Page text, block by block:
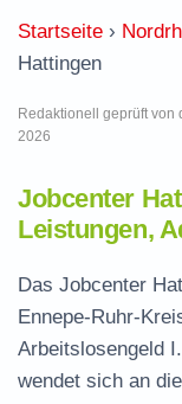
Startseite ›
Hattingen
Redaktionell geprüft von
2026
Jobcenter
Leistungen,
Das Jobcenter
Ennepe-Ruhr-
Arbeitslosengeld
wendet sich an